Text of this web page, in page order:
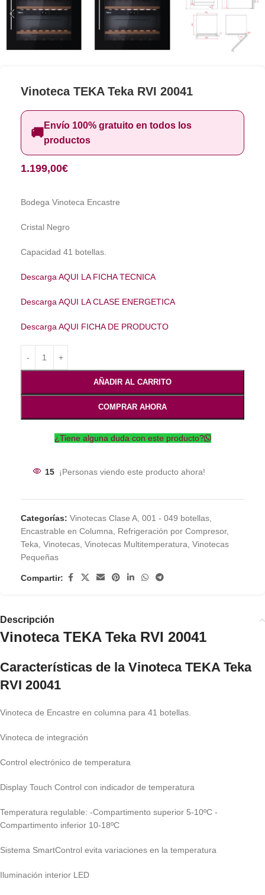
Vinoteca TEKA Teka RVI 20041
🚚Envío 100% gratuito en todos los
productos
1.199,00€
Bodega Vinoteca Encastre
Cristal Negro
Capacidad 41 botellas.
Descarga AQUI LA FICHA TECNICA
Descarga AQUI LA CLASE ENERGETICA
Descarga AQUI FICHA DE PRODUCTO
AÑADIR AL CARRITO
COMPRAR AHORA
¿Tiene alguna duda con este producto?
15 ¡Personas viendo este producto ahora!
Categorías: Vinotecas Clase A 001 - 049 botellas
Encastrable en Columna
Refrigeración por Compresor,
Teka Vinotecas Vinotecas Multitemperatura Vinotecas
Pequeñas
Compartir:
Descripción
Vinoteca TEKA Teka RVI 20041
Características de la Vinoteca TEKA Teka
RVI 20041
Vinoteca de Encastre en columna para 41 botellas.
Vinoteca de integración
Control electrónico de temperatura
Display Touch Control con indicador de temperatura
Temperatura regulable: -Compartimento superior 5-10ºC -
Compartimento inferior 10-18ºC
Sistema SmartControl evita variaciones en la temperatura
Iluminación interior LED